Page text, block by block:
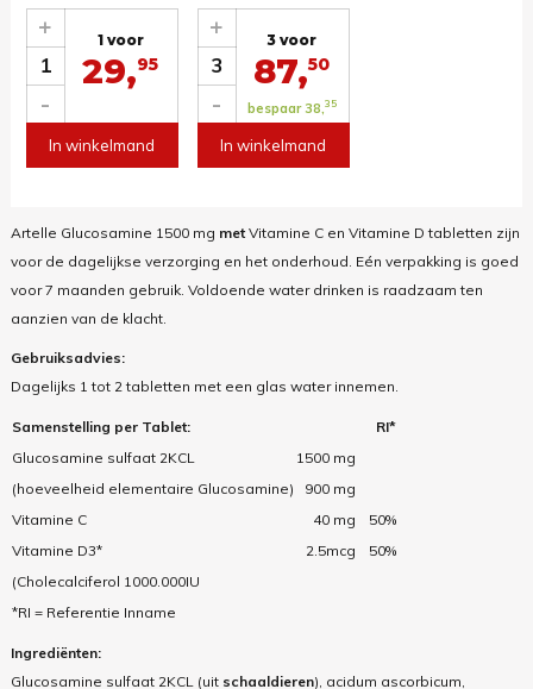
1
-
+ 1 voor
29,95
In winkelmand
3
-
+ 3 voor
87,50
bespaar 38,35
In winkelmand
Artelle Glucosamine 1500 mg metVitamine C en Vitamine D tabletten zijn
voor de dagelijkse verzorging en het onderhoud. Eén verpakking is goed
voor 7 maanden gebruik. Voldoende water drinken is raadzaam ten
aanzien van de klacht.
Gebruiksadvies:
Dagelijks 1 tot 2 tabletten met een glas water innemen.
Samenstelling per Tablet:
RI*
Glucosamine sulfaat 2KCL
1500 mg
(hoeveelheid elementaire Glucosamine)
900 mg
Vitamine C
40 mg
50%
Vitamine D3*
2.5mcg
50%
(Cholecalciferol 1000.000IU
*RI = Referentie Inname
Ingrediënten:
Glucosamine sulfaat 2KCL (uit schaaldieren), acidum ascorbicum,